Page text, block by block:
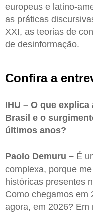
europeus e latino-
as práticas
XXI, as teorias de
de desinformação.
Confira a
IHU – O que
Brasil e o
últimos anos?
Paolo Demuru – É
complexa, porque
históricas presentes
Como chegamos em
agora, em 2026? Em